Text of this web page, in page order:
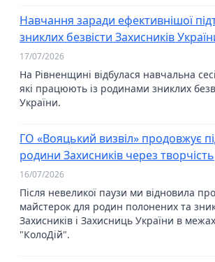
Навчання заради ефективнішої
зниклих безвісти Захисників
17/07/2026
На Рівненщині відбулася навчальна
які працюють із родинами зниклих
України.
ГО «Вояцький визвіл» продовжує
родини Захисників через творчість
16/07/2026
Після невеликої паузи ми відновила
майстерок для родин полонених та
Захисників і Захисниць України в
"КолоДій".